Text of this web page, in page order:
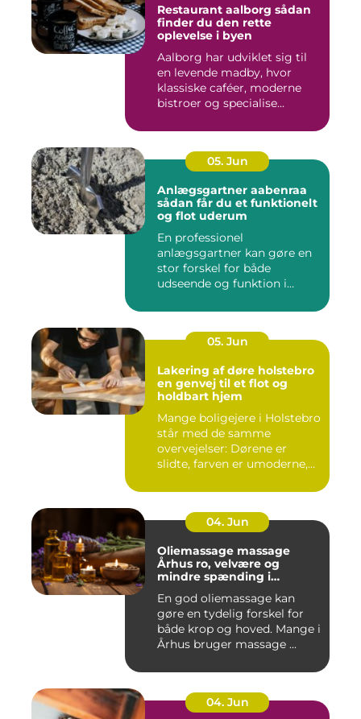
Restaurant aalborg sådan
finder du den rette
oplevelse i byen
Aalborg har udviklet sig til
en levende madby, hvor
klassiske caféer, moderne
bistroer og specialise...
05. Jun
Anlægsgartner aabenraa
sådan får du et funktionelt
og flot uderum
En professionel
anlægsgartner kan gøre en
stor forskel for både
udseende og funktion i
05. Jun
Lakering af døre holstebro
en genvej til et flot og
holdbart hjem
Mange boligejere i Holstebro
står med de samme
overvejelser: Dørene er
slidte, farven er umoderne,
04. Jun
Oliemassage massage
Århus ro, velvære og
mindre spænding i
En god oliemassage kan
gøre en tydelig forskel for
både krop og hoved. Mange i
Århus bruger massage ...
04. Jun